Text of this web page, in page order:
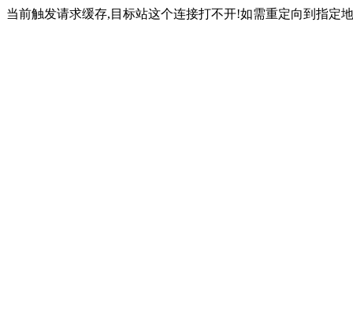
当前触发请求缓存,目标站这个连接打不开!如需重定向到指定